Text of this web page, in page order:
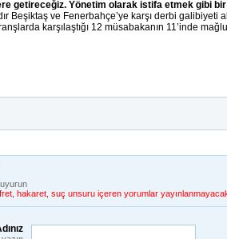
getireceğiz. Yönetim olarak istifa etmek gibi
Beşiktaş ve Fenerbahçe’ye karşı derbi galibiyeti
karşılaştığı 12 müsabakanın 11’inde
hakaret, suç unsuru içeren yorumlar